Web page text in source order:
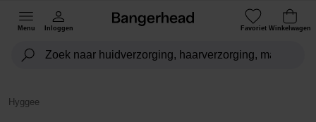
Menu Inloggen Favoriet Winkelwagen
Hyggee